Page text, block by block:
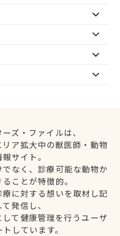
ズ・ファイルは、
ア拡大中の獣医師・動物
サイト。
なく、診療可能な動物か
ことが特徴的。
に対する想いを取材し記
発信し、
て健康管理を行うユーザ
しています。